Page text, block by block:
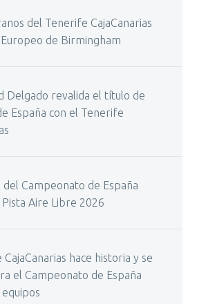
del Tenerife CajaCanarias
de Birmingham
Delgado revalida el título de
España con el Tenerife
del Campeonato de España
Aire Libre 2026
hace historia y se
el Campeonato de España